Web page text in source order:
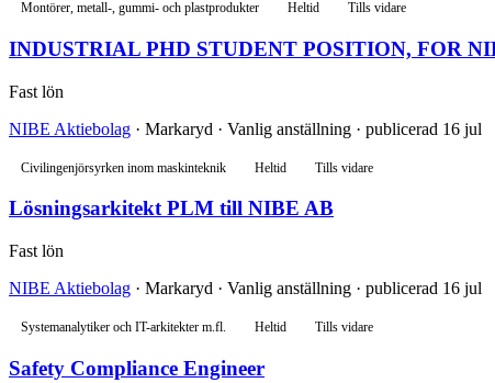
Montörer, metall-, gummi- och plastprodukter Heltid Tills vidare
INDUSTRIAL PHD STUDENT POSITION, FOR
Fast lön
NIBE Aktiebolag · Markaryd · Vanlig anställning · publicerad 16 jul
Civilingenjörsyrken inom maskinteknik Heltid Tills vidare
Lösningsarkitekt PLM till NIBE AB
Fast lön
NIBE Aktiebolag · Markaryd · Vanlig anställning · publicerad 16 jul
Systemanalytiker och IT-arkitekter m.fl. Heltid Tills vidare
Safety Compliance Engineer